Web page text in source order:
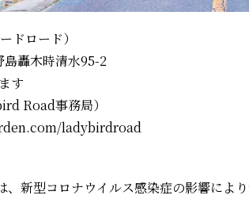
ドロード）
轟木時清水95-2
す
Road事務局）
ladybirdroad
、新型コロナウイルス感染症の影響によ